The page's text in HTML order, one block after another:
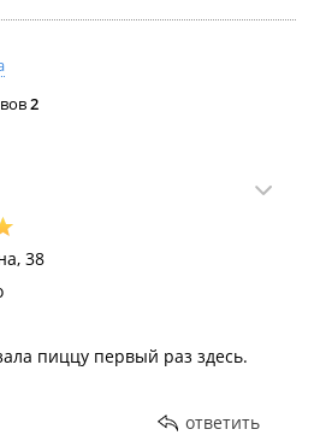
2
38
пиццу первый раз здесь.
ответить